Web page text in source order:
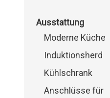
Ausstattung
Moderne Küche
Induktionsherd
Kühlschrank
Anschlüsse für